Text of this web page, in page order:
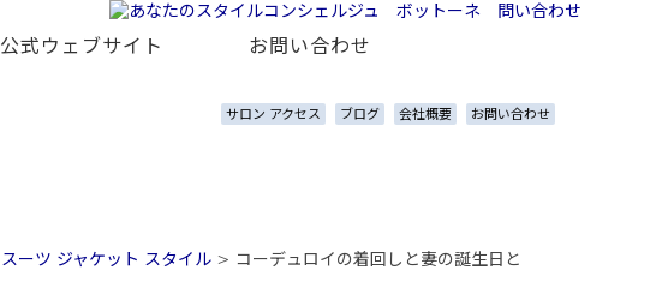
公式ウェブサイト お問い合わせ
サロン アクセス ブログ 会社概要 お問い合わせ
スーツ ジャケット スタイル > コーデュロイの着回しと妻の誕生日と